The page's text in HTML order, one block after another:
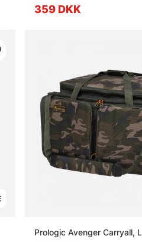
359 DKK
Prologic Avenger Carryall, L